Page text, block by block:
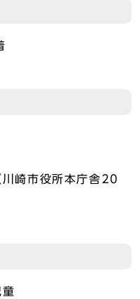
崎市役所本庁舎20
童